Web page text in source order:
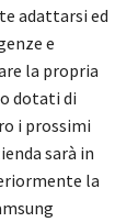
adattarsi ed
e
la propria
dotati di
i prossimi
sarà in
la